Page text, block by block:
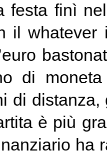
festa finì
il whatever
di
di
è più
ha